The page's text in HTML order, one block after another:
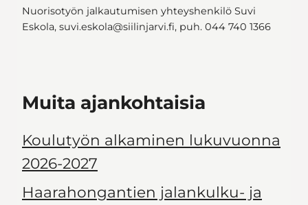
Nuorisotyön jalkautumisen yhteyshenkilö Suvi
Eskola, suvi.eskola@siilinjarvi.fi, puh. 044 740 1366
Muita ajankohtaisia
Koulutyön alkaminen lukuvuonna
2026-2027
Haarahongantien jalankulku- ja